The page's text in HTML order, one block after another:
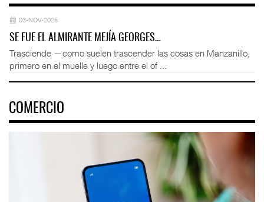
03-NOV-2025
SE FUE EL ALMIRANTE MEJÍA GEORGES…
Trasciende —como suelen trascender las cosas en Manzanillo,
primero en el muelle y luego entre el of ...
COMERCIO